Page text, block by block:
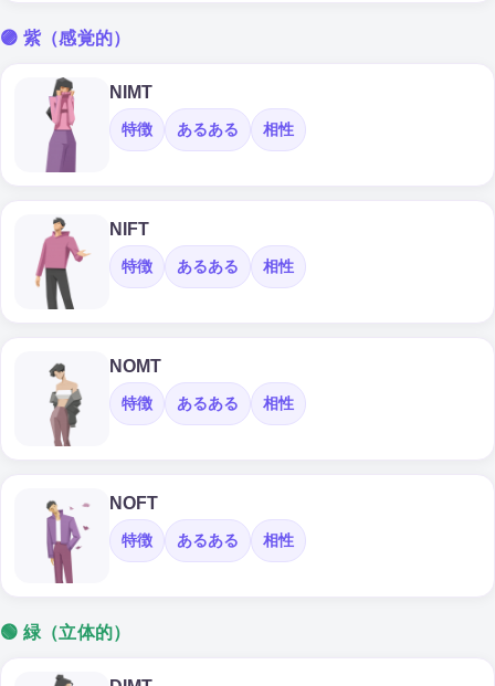
🟣 紫（感覚的）
NIMT
特徴 あるある 相性
NIFT
特徴 あるある 相性
NOMT
特徴 あるある 相性
NOFT
特徴 あるある 相性
🟢 緑（立体的）